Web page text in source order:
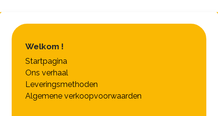
Welkom !
Startpagina
Ons verhaal
Leveringsmethoden
Algemene verkoopvoorwaarden